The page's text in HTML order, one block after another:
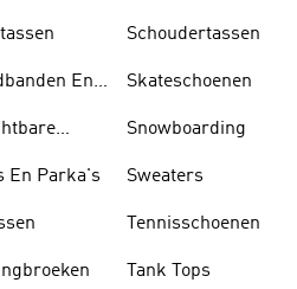
En
En Parka's
Schoudertassen
Skateschoenen
Snowboarding
Sweaters
Tennisschoenen
Tank Tops